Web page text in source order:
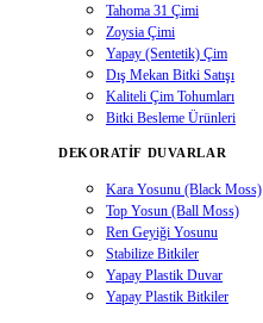
Tahoma 31 Çimi
Zoysia Çimi
Yapay (Sentetik) Çim
Dış Mekan Bitki Satışı
Kaliteli Çim Tohumları
Bitki Besleme Ürünleri
DEKORATIF DUVARLAR
Kara Yosunu (Black Moss)
Top Yosun (Ball Moss)
Ren Geyiği Yosunu
Stabilize Bitkiler
Yapay Plastik Duvar
Yapay Plastik Bitkiler